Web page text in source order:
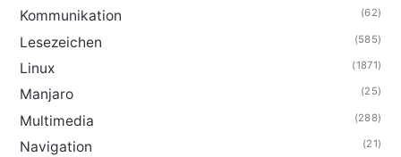
Kommunikation (62)
Lesezeichen (585)
Linux (1871)
Manjaro (25)
Multimedia (288)
Navigation (21)